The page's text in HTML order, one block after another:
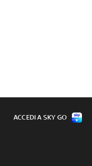
ACCEDI A SKY GO